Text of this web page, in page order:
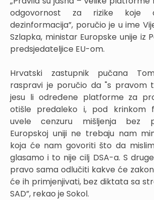
odgovornost za rizike koje
dezinformacija”, poručio je u ime
Szlapka, ministar Europske unije iz
predsjedateljice EU-om.
Hrvatski zastupnik pučana
raspravi je poručio da "s pravom
jesu li određene platforme za
otišle predaleko i, pod krinkom
uvele cenzuru mišljenja bez
Europskoj uniji ne trebaju nam
koja će nam govoriti što da
glasamo i to nije cilj DSA-a. S
pravo sama odlučiti kakve će
će ih primjenjivati, bez diktata sa
SAD”, rekao je Sokol.